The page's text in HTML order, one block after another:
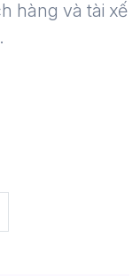
hàng và tài xế